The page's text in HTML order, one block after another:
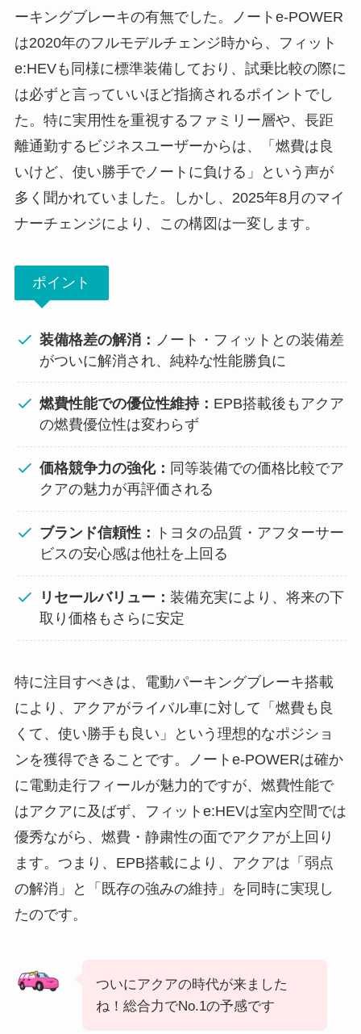
ーキングブレーキの有無でした。ノートe-POWER
は2020年のフルモデルチェンジ時から、フィット
e:HEVも同様に標準装備しており、試乗比較の際に
は必ずと言っていいほど指摘されるポイントでし
た。特に実用性を重視するファミリー層や、長距
離通勤するビジネスユーザーからは、「燃費は良
いけど、使い勝手でノートに負ける」という声が
多く聞かれていました。しかし、2025年8月のマイ
ナーチェンジにより、この構図は一変します。
ポイント
装備格差の解消： ノート・フィットとの装備差
がついに解消され、純粋な性能勝負に
燃費性能での優位性維持： EPB搭載後もアクア
の燃費優位性は変わらず
価格競争力の強化： 同等装備での価格比較でア
クアの魅力が再評価される
ブランド信頼性：
トヨタの品質・アフターサー
ビスの安心感は他社を上回る
リセールバリュー：装備充実により、将来の下
取り価格もさらに安定
特に注目すべきは、電動パーキングブレーキ搭載
により、アクアがライバル車に対して「燃費も良
くて、使い勝手も良い」という理想的なポジショ
ンを獲得できることです。ノートe-POWERは確か
に電動走行フィールが魅力的ですが、燃費性能で
はアクアに及ばず、フィットe:HEVは室内空間では
優秀ながら、燃費・静粛性の面でアクアが上回り
ます。つまり、EPB搭載により、アクアは「弱点
の解消」と「既存の強みの維持」を同時に実現し
たのです。
ついにアクアの時代が来ました
ね！総合力でNo.1の予感です